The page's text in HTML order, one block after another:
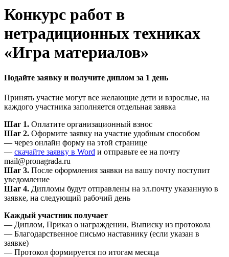
Конкурс работ в
нетрадиционных техниках
«Игра материалов»
Подайте заявку и получите диплом за 1 день
Принять участие могут все желающие дети и взрослые, на
каждого участника заполняется отдельная заявка
Шаг 1. Оплатите организационный взнос
Шаг 2. Оформите заявку на участие удобным способом
— через онлайн форму на этой странице
— скачайте заявку в Word и отправьте ее на почту
mail@pronagrada.ru
Шаг 3. После оформления заявки на вашу почту поступит
уведомление
Шаг 4. Дипломы будут отправлены на эл.почту указанную в
заявке, на следующий рабочий день
Каждый участник получает
— Диплом, Приказ о награждении, Выписку из протокола
— Благодарственное письмо наставнику (если указан в
заявке)
— Протокол формируется по итогам месяца